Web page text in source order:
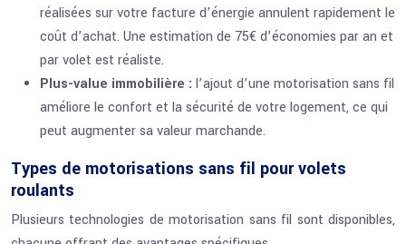
réalisées sur votre facture d’énergie annulent rapidement le
coût d’achat. Une estimation de 75€ d’économies par an et
par volet est réaliste.
Plus-value immobilière : l’ajout d’une motorisation sans fil
améliore le confort et la sécurité de votre logement, ce qui
peut augmenter sa valeur marchande.
Types de motorisations sans fil pour volets
roulants
Plusieurs technologies de motorisation sans fil sont disponibles,